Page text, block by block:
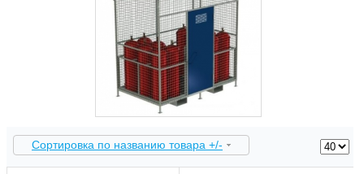
Сортировка по названию товара +/-